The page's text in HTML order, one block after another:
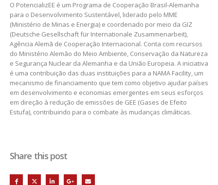
O PotencializEE é um Programa de Cooperação Brasil-Alemanha
para o Desenvolvimento Sustentável, liderado pelo MME
(Ministério de Minas e Energia) e coordenado por meio da GIZ
(Deutsche Gesellschaft für Internationale Zusammenarbeit),
Agência Alemã de Cooperação Internacional. Conta com recursos
do Ministério Alemão do Meio Ambiente, Conservação da Natureza
e Segurança Nuclear da Alemanha e da União Europeia. A iniciativa
é uma contribuição das duas instituições para a NAMA Facility, um
mecanismo de financiamento que tem como objetivo ajudar países
em desenvolvimento e economias emergentes em seus esforços
em direção à redução de emissões de GEE (Gases de Efeito
Estufa), contribuindo para o combate às mudanças climáticas.
Share this post